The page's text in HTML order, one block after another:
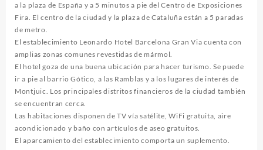
a la plaza de España y a 5 minutos a pie del Centro de Exposiciones
Fira. El centro de la ciudad y la plaza de Cataluña están a 5 paradas
de metro.
El establecimiento Leonardo Hotel Barcelona Gran Via cuenta con
amplias zonas comunes revestidas de mármol.
El hotel goza de una buena ubicación para hacer turismo. Se puede
ir a pie al barrio Gótico, a las Ramblas y a los lugares de interés de
Montjuic. Los principales distritos financieros de la ciudad también
se encuentran cerca.
Las habitaciones disponen de TV vía satélite, WiFi gratuita, aire
acondicionado y baño con artículos de aseo gratuitos.
El aparcamiento del establecimiento comporta un suplemento.